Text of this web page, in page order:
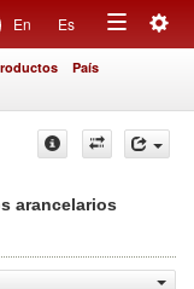
En Es
Toggle
País
arancelarios